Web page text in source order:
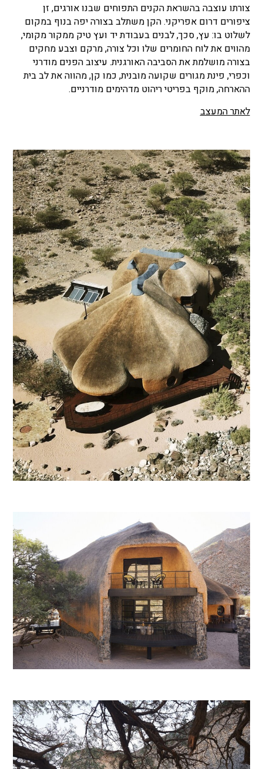
צורתו עוצבה בהשראת הקנים התפוחים שבנו אורגים, זן
ציפורים דרום אפריקני. הקן משתלב בצורה יפה בנוף במקום
לשלוט בו: עץ, סכך, לבנים בעבודת יד ועץ טיק ממקור מקומי,
מהווים את לוח החומרים שלו וכל צורה, מרקם וצבע מחקים
בצורה מושלמת את הסביבה האורגנית. עיצוב הפנים מודרני
וכפרי, פינת מגורים שקועה מובנית, כמו קן, מהווה את לב בית
ההארחה, מוקף בפריטי ריהוט מדהימים מודרניים.
לאתר המעצב